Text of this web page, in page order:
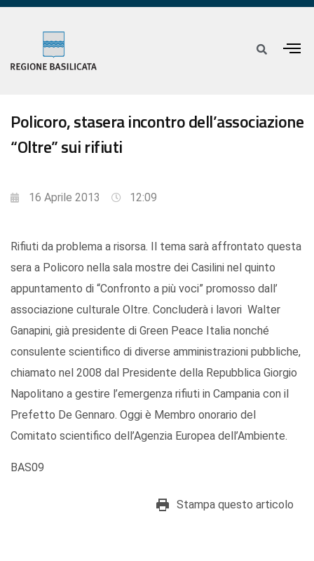
Policoro, stasera incontro dell’associazione
“Oltre” sui rifiuti
16 Aprile 2013 12:09
Rifiuti da problema a risorsa. Il tema sarà affrontato questa
sera a Policoro nella sala mostre dei Casilini nel quinto
appuntamento di “Confronto a più voci” promosso dall’
associazione culturale Oltre. Concluderà i lavori Walter
Ganapini, già presidente di Green Peace Italia nonché
consulente scientifico di diverse amministrazioni pubbliche,
chiamato nel 2008 dal Presidente della Repubblica Giorgio
Napolitano a gestire l’emergenza rifiuti in Campania con il
Prefetto De Gennaro. Oggi è Membro onorario del
Comitato scientifico dell’Agenzia Europea dell’Ambiente.
BAS09
Stampa questo articolo